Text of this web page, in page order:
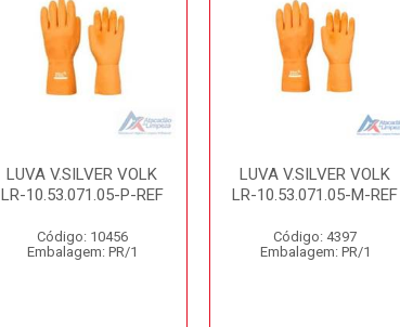
LUVA V.SILVER VOLK
LR-10.53.071.05-P-REF
Código: 10456
Embalagem: PR/1
LUVA V.SILVER VOLK
LR-10.53.071.05-M-REF
Código: 4397
Embalagem: PR/1